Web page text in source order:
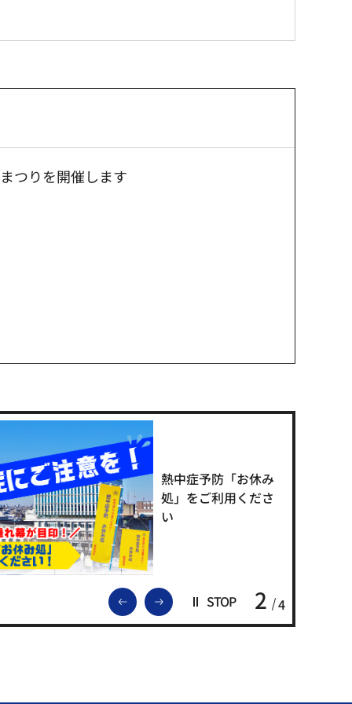
つりを開催します
前のスライドを表示
次のスライドを表示
STOP 2 4
熱中症予防「お休み
処」をご利用くださ
い